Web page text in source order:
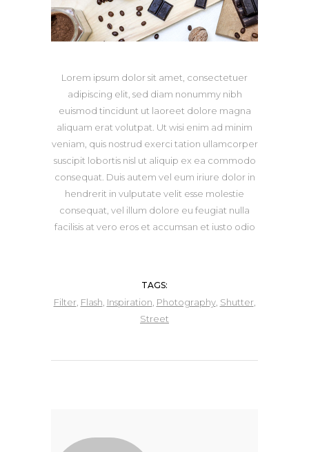
Lorem ipsum dolor sit amet, consectetuer
adipiscing elit, sed diam nonummy nibh
euismod tincidunt ut laoreet dolore magna
aliquam erat volutpat. Ut wisi enim ad minim
veniam, quis nostrud exerci tation ullamcorper
suscipit lobortis nisl ut aliquip ex ea commodo
consequat. Duis autem vel eum iriure dolor in
hendrerit in vulputate velit esse molestie
consequat, vel illum dolore eu feugiat nulla
facilisis at vero eros et accumsan et iusto odio
TAGS:
Filter, Flash, Inspiration, Photography, Shutter,
Street